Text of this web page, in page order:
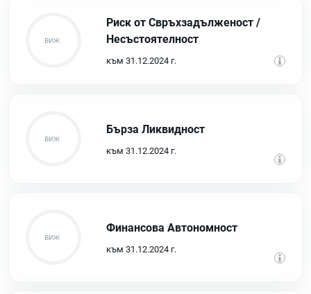
Риск от Свръхзадълженост /
Несъстоятелност
към 31.12.2024 г.
Бърза Ликвидност
към 31.12.2024 г.
Финансова Автономност
към 31.12.2024 г.